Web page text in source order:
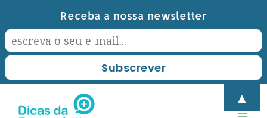
content
Receba a nossa newsletter
▲